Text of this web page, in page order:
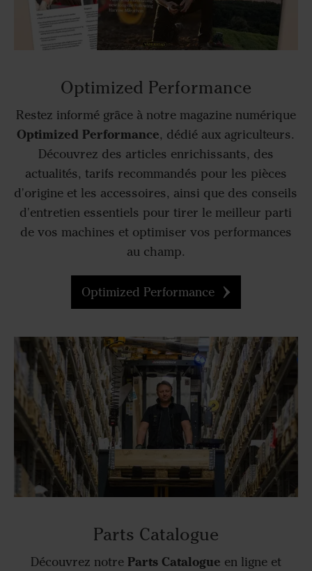
Optimized Performance
Restez informé grâce à notre magazine numérique
Optimized Performance, dédié aux agriculteurs.
Découvrez des articles enrichissants, des
actualités, tarifs recommandés pour les pièces
d'origine et les accessoires, ainsi que des conseils
d'entretien essentiels pour tirer le meilleur parti
de vos machines et optimiser vos performances
au champ.
Optimized Performance
Parts Catalogue
Découvrez notre Parts Catalogue en ligne et